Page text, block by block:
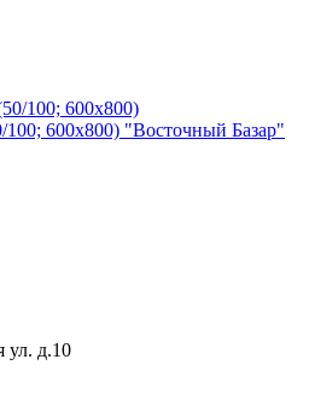
600х800) "Восточный Базар"
ул. д.10